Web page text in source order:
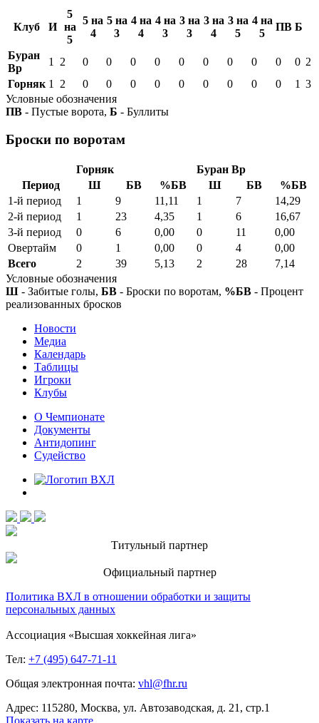
Клуб И
5
на
5
5 на
4
5 на
3
4 на
4
4 на
3
3 на
3
3 на
4
3 на
5
4 на
5
ПВ Б
Буран
Вр
1 2 0 0 0 0 0 0 0 0 0 0 2
Горняк 1 2 0 0 0 0 0 0 0 0 0 1 3
Условные обозначения
ПВ - Пустые ворота, Б - Буллиты
Броски по воротам
Горняк
Буран Вр
Период
Ш БВ %БВ Ш БВ
%БВ
1-й период
1 9 11,11 1 7
14,29
2-й период
1 23 4,35 1 6
16,67
3-й период
0 6 0,00 0 11
0,00
Овертайм
0 1 0,00 0 4
0,00
Всего
2 39 5,13 2 28
7,14
Условные обозначения
Ш - Забитые голы, БВ - Броски по воротам, %БВ - Процент
реализованных бросков
Новости
Медиа
Календарь
Таблицы
Игроки
Клубы
О Чемпионате
Документы
Антидопинг
Судейство
Титульный партнер
Официальный партнер
Политика ВХЛ в отношении обработки и защиты
персональных данных
Ассоциация «Высшая хоккейная лига»
Тел: +7 (495) 647-71-11
Общая электронная почта: vhl@fhr.ru
Адрес: 115280, Москва, ул. Автозаводская, д. 21, стр.1
Показать на карте